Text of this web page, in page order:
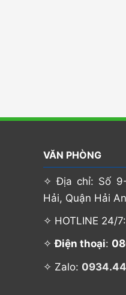
VĂN PHÒNG
✧ Địa chỉ: Số
Hải, Quận Hải
✧ HOTLINE 24/7:
✧Điện thoại:
✧ Zalo: